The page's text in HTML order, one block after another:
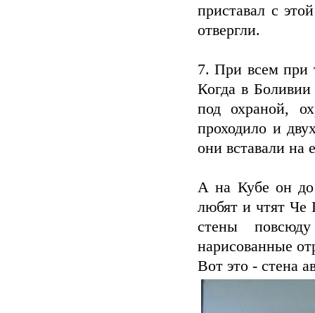
приставал с
отвергли.
7. При всем при
Когда в
под охраной,
проходило и
они вставали на
А на Кубе он до
любят и чтят Че
стены
нарисованные
Вот это - стена